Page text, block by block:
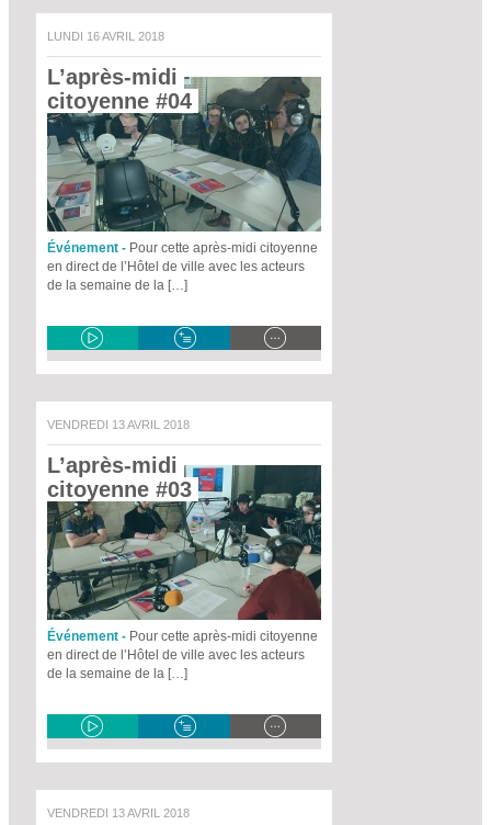
LUNDI 16 AVRIL 2018
L’après-midi
citoyenne #04
Événement - Pour cette après-midi citoyenne
en direct de l’Hôtel de ville avec les acteurs
de la semaine de la […]
VENDREDI 13 AVRIL 2018
L’après-midi
citoyenne #03
Événement - Pour cette après-midi citoyenne
en direct de l’Hôtel de ville avec les acteurs
de la semaine de la […]
VENDREDI 13 AVRIL 2018